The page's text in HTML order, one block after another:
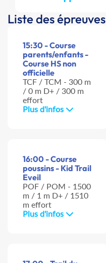
Liste des épreuves
15:30 - Course
parents/enfants -
Course HS non
officielle
TCF / TCM - 300 m
/ 0 m D+ / 300 m
effort
Plus d'infos
16:00 - Course
poussins - Kid Trail
Eveil
POF / POM - 1500
m / 1 m D+ / 1510
m effort
Plus d'infos